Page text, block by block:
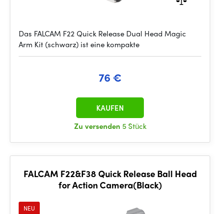
Das FALCAM F22 Quick Release Dual Head Magic
Arm Kit (schwarz) ist eine kompakte
76 €
Zu versenden 5 Stück
KAUFEN
FALCAM F22&F38 Quick Release Ball Head
for Action Camera(Black)
NEU